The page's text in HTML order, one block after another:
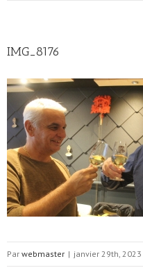
IMG_8176
Par webmaster | janvier 29th, 2023